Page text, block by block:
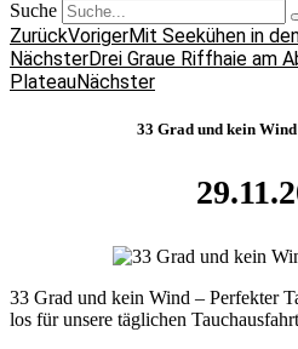
Suche
ZurückVorigerMit Seekühen in
NächsterDrei Graue Riffhaie am
PlateauNächster
33 Grad und kein
33 Grad und kein Wind – Perfekter
los für unsere täglichen